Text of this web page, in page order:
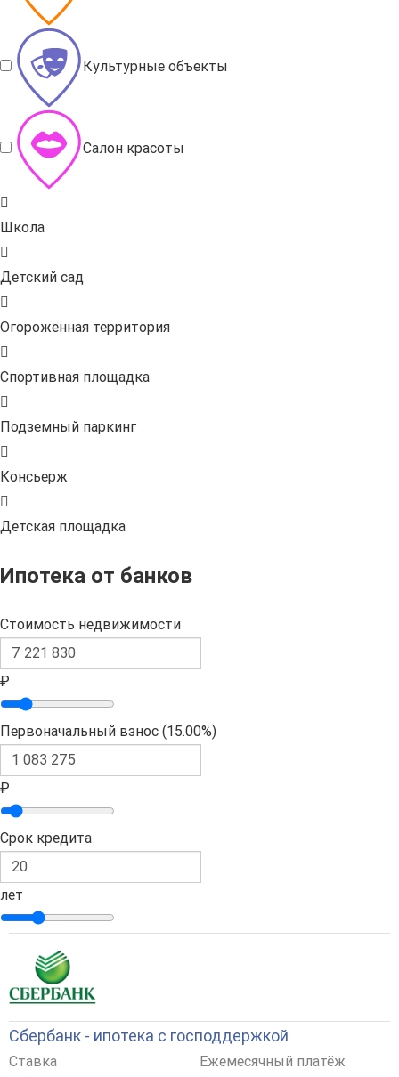
Культурные объекты
Салон красоты
Школа
Детский сад
Огороженная территория
Спортивная площадка
Подземный паркинг
Консьерж
Детская площадка
Ипотека от банков
Стоимость недвижимости
₽
Первоначальный взнос (15.00%)
₽
Срок кредита
лет
Сбербанк - ипотека с господдержкой
Ставка
Ежемесячный платёж